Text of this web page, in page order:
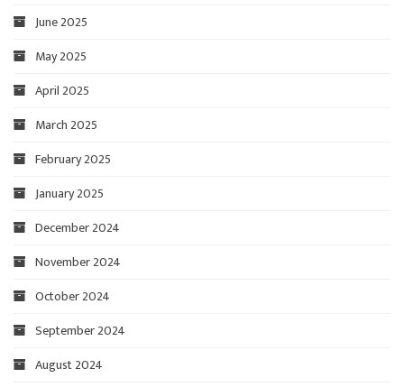
June 2025
May 2025
April 2025
March 2025
February 2025
January 2025
December 2024
November 2024
October 2024
September 2024
August 2024